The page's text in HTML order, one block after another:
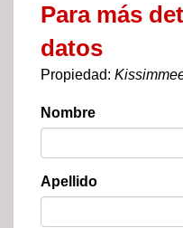
Para más
datos
Propiedad:
Nombre
Apellido